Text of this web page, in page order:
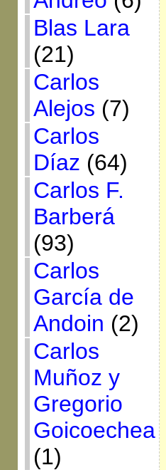
Blas Lara
(21)
Carlos
Alejos (7)
Carlos
Díaz (64)
Carlos F.
Barberá
(93)
Carlos
García de
Andoin (2)
Carlos
Muñoz y
Gregorio
Goicoechea
(1)